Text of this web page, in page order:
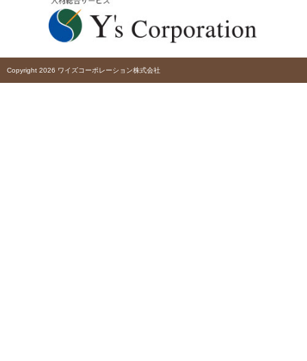
Copyright 2026 ワイズコーポレーション株式会社